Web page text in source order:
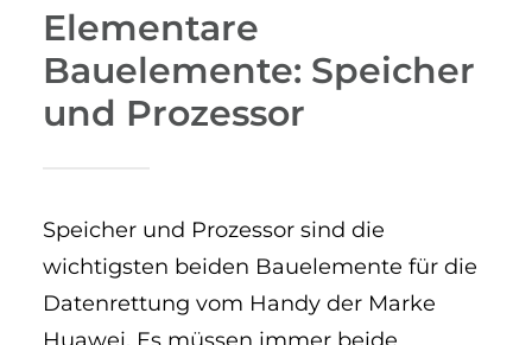
Elementare
Bauelemente: Speicher
und Prozessor
Speicher und Prozessor sind die
wichtigsten beiden Bauelemente für die
Datenrettung vom Handy der Marke